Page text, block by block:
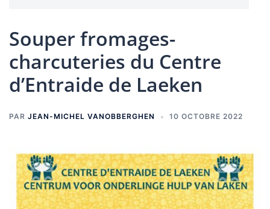
Souper fromages-
charcuteries du Centre
d’Entraide de Laeken
PAR JEAN-MICHEL VANOBBERGHEN 10 OCTOBRE 2022